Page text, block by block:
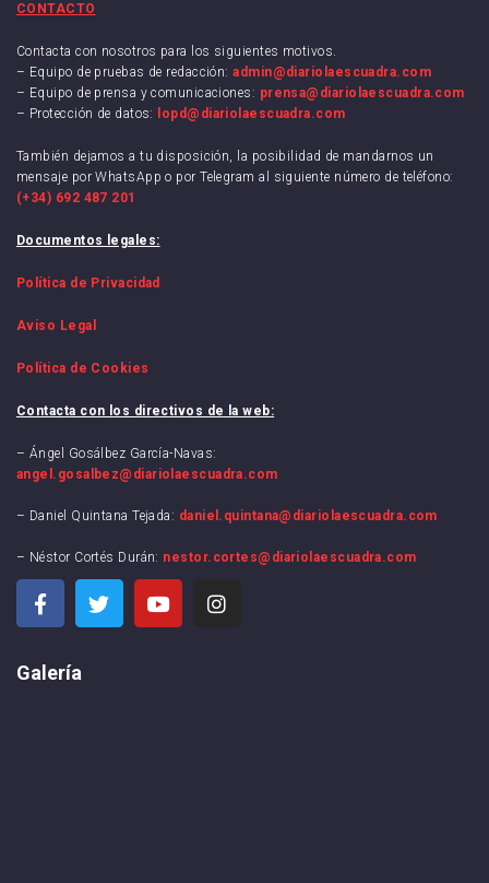
CONTACTO
Contacta con nosotros para los siguientes motivos.
– Equipo de pruebas de redacción:admin@diariolaescuadra.com
– Equipo de prensa y comunicaciones: prensa@diariolaescuadra.com
– Protección de datos:
lopd@diariolaescuadra.com
También dejamos a tu disposición, la posibilidad de mandarnos un
mensaje por WhatsApp o por Telegram al siguiente número de teléfono:
(+34) 692 487 201
Documentos legales:
Política de Privacidad
Aviso Legal
Política de Cookies
Contacta con los directivos de la web:
– Ángel Gosálbez García-Navas:
angel.gosalbez@diariolaescuadra.com
– Daniel Quintana Tejada: daniel.quintana@diariolaescuadra.com
– Néstor Cortés Durán: nestor.cortes@diariolaescuadra.com
Galería